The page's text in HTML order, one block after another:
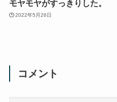
モヤモヤがすっきりした。
2022年5月26日
コメント